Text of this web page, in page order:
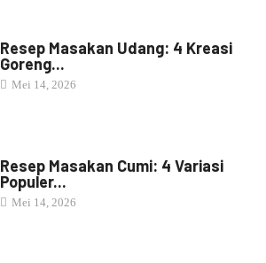
Resep Masakan Udang: 4 Kreasi
Goreng...
Mei 14, 2026
Resep Masakan Cumi: 4 Variasi
Populer...
Mei 14, 2026